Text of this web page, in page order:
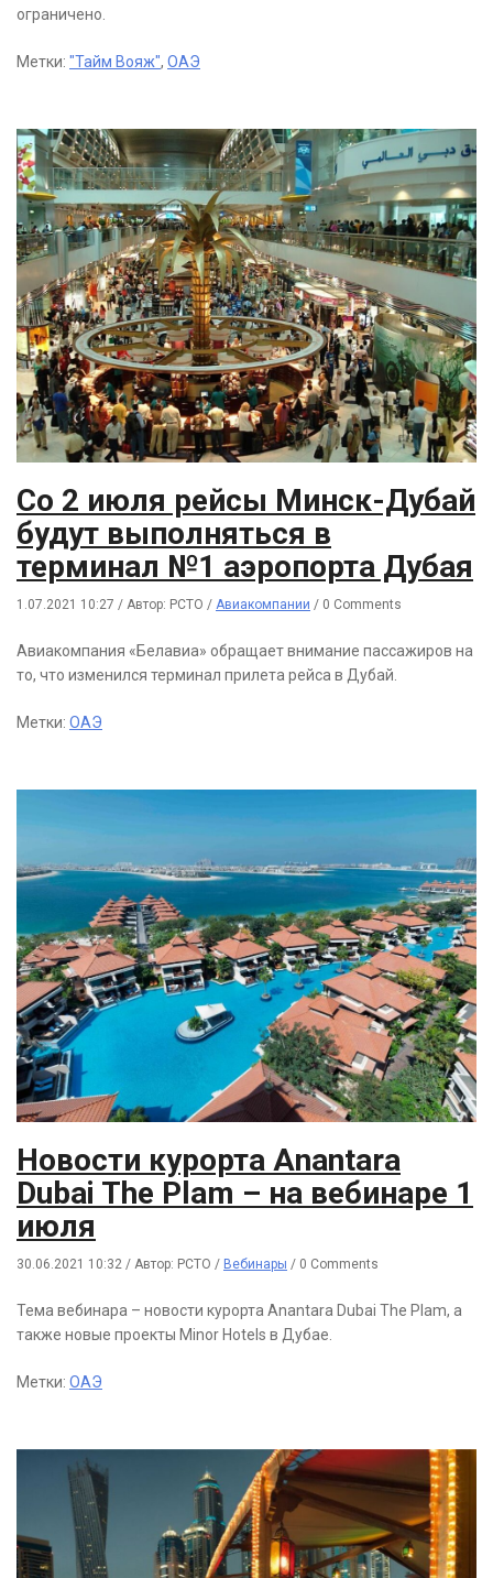
ограничено.
Метки: "Тайм Вояж", ОАЭ
Со 2 июля рейсы Минск-Дубай
будут выполняться в
терминал №1 аэропорта Дубая
1.07.2021 10:27 / Автор: РСТО / Авиакомпании / 0 Comments
Авиакомпания «Белавиа» обращает внимание пассажиров на
то, что изменился терминал прилета рейса в Дубай.
Метки: ОАЭ
Новости курорта Anantara
Dubai The Plam – на вебинаре 1
июля
30.06.2021 10:32 / Автор: РСТО / Вебинары / 0 Comments
Тема вебинара – новости курорта Anantara Dubai The Plam, a
также новые проекты Minor Hotels в Дубае.
Метки: ОАЭ